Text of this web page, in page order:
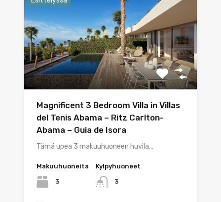
Magnificent 3 Bedroom Villa in Villas
del Tenis Abama – Ritz Carlton-
Abama – Guia de Isora
Tämä upea 3 makuuhuoneen huvila…
Makuuhuoneita
3
Kylpyhuoneet
3